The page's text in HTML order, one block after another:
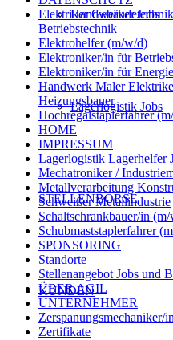
Handwerker Jobs
Lagerlogistik Jobs
STELLENBÖRSE
KUNDEN
Elektriker
Betriebstechnik
Elektrohelfer (m/w/d)
Elektroniker/in für
Elektroniker/in für
Handwerk Maler
Heizungsbauer
Hochregalstaplerfahrer
HOME
IMPRESSUM
Lagerlogistik Lagerhelfer
Mechatroniker /
Metallverarbeitung
Schweißer Metallindustrie
Schaltschrankbauer/in
Schubmaststaplerfahrer
SPONSORING
Standorte
Stellenangebot Jobs und
ÜBER AGIL
UNTERNEHMER
Zerspanungsmechaniker/
Zertifikate